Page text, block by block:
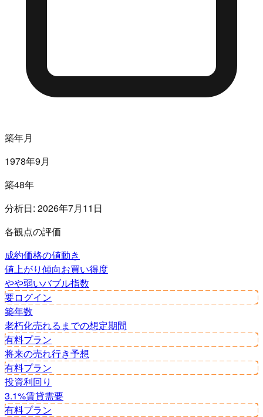
築年月
1978年9月
築48年
分析日: 2026年7月11日
各観点の評価
成約価格の値動き
値上がり傾向お買い得度
やや弱いバブル指数
要ログイン
築年数
老朽化売れるまでの想定期間
有料プラン
将来の売れ行き予想
有料プラン
投資利回り
3.1%賃貸需要
有料プラン